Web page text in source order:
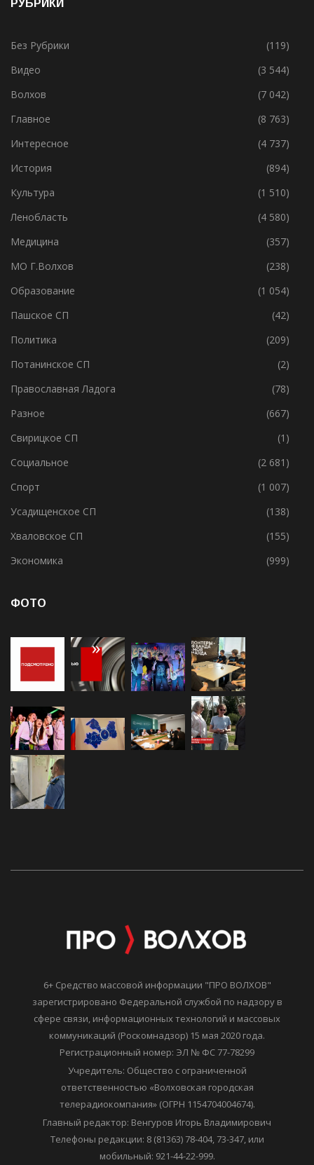
Без Рубрики
(119)
Видео
(3 544)
Волхов
(7 042)
Главное
(8 763)
Интересное
(4 737)
История
(894)
Культура
(1 510)
Ленобласть
(4 580)
Медицина
(357)
МО Г.Волхов
(238)
Образование
(1 054)
Пашское СП
(42)
Политика
(209)
Потанинское СП
(2)
Православная Ладога
(78)
Разное
(667)
Свирицкое СП
(1)
Социальное
(2 681)
Спорт
(1 007)
Усадищенское СП
(138)
Хваловское СП
(155)
6+ Средство массовой информации "ПРО ВОЛХОВ"
зарегистрировано Федеральной службой по надзору в
сфере связи, информационных технологий и массовых
коммуникаций (Роскомнадзор) 15 мая 2020 года.
Регистрационный номер: ЭЛ № ФС 77-78299
Учредитель: Общество с ограниченной
ответственностью «Волховская городская
телерадиокомпания» (ОГРН 1154704004674).
Главный редактор: Венгуров Игорь Владимирович